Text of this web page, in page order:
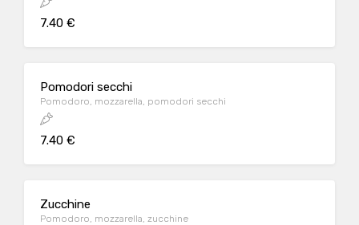
7.40 €
Pomodori secchi
Pomodoro, mozzarella, pomodori secchi
7.40 €
Zucchine
Pomodoro, mozzarella, zucchine